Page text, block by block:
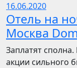
16.06.2020
Отель на
Москва
Заплатят
акции сильного